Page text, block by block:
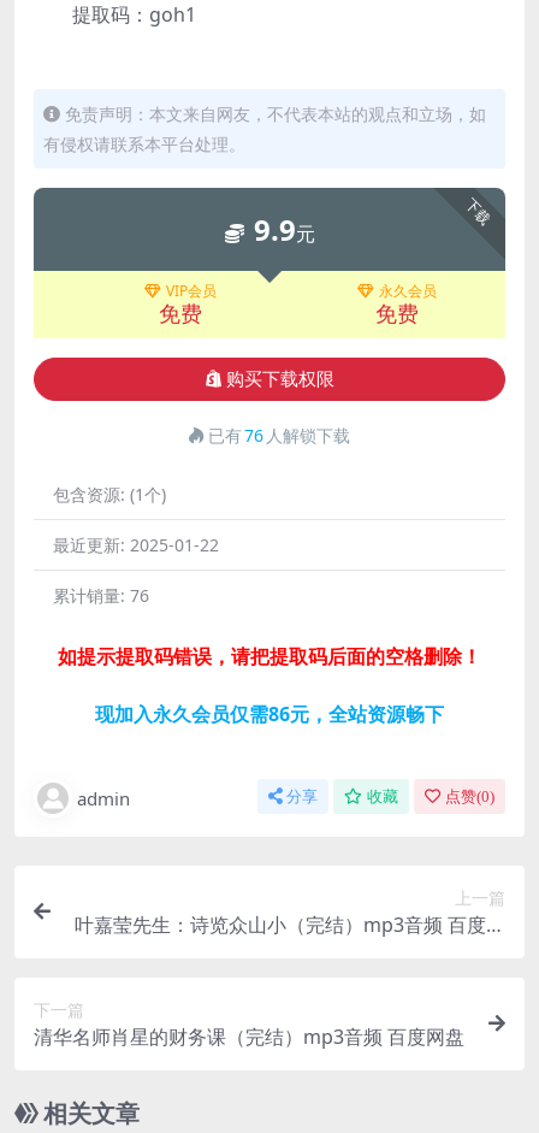
提取码：goh1
免责声明：本文来自网友，不代表本站的观点和立场，如
有侵权请联系本平台处理。
下载
9.9元
VIP会员
免费
永久会员
免费
购买下载权限
已有76 人解锁下载
包含资源: (1个)
最近更新: 2025-01-22
累计销量: 76
如提示提取码错误，请把提取码后面的空格删除！
现加入永久会员仅需86元，全站资源畅下
admin 分享 收藏 点赞(0)
上一篇
叶嘉莹先生：诗览众山小（完结）mp3音频 百度网
下一篇
清华名师肖星的财务课（完结）mp3音频 百度网盘
相关文章